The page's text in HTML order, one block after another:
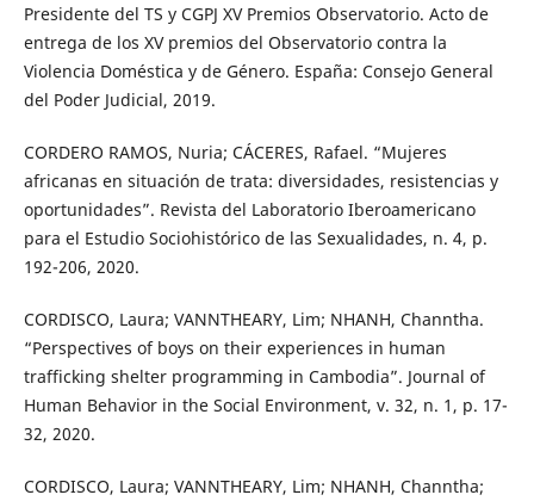
Presidente del TS y CGPJ XV Premios Observatorio. Acto de
entrega de los XV premios del Observatorio contra la
Violencia Doméstica y de Género. España: Consejo General
del Poder Judicial, 2019.
CORDERO RAMOS, Nuria; CÁCERES, Rafael. “Mujeres
africanas en situación de trata: diversidades, resistencias y
oportunidades”. Revista del Laboratorio Iberoamericano
para el Estudio Sociohistórico de las Sexualidades, n. 4, p.
192-206, 2020.
CORDISCO, Laura; VANNTHEARY, Lim; NHANH, Channtha.
“Perspectives of boys on their experiences in human
trafficking shelter programming in Cambodia”. Journal of
Human Behavior in the Social Environment, v. 32, n. 1, p. 17-
32, 2020.
CORDISCO, Laura; VANNTHEARY, Lim; NHANH, Channtha;